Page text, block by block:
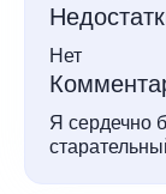
Нет
Я сердечно